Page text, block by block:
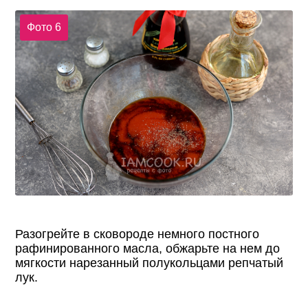
Фото 6
Разогрейте в сковороде немного постного
рафинированного масла, обжарьте на нем до
мягкости нарезанный полукольцами репчатый
лук.